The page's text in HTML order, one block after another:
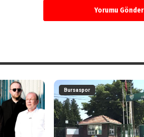
Yorumu Gönder
Bursaspor